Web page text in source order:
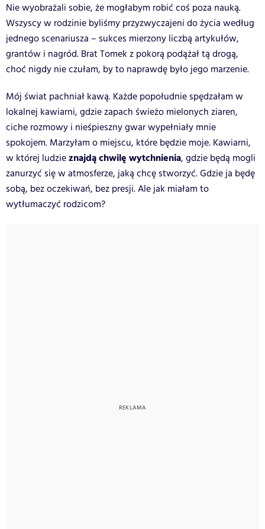
Nie wyobrażali sobie, że mogłabym robić coś poza nauką.
Wszyscy w rodzinie byliśmy przyzwyczajeni do życia według
jednego scenariusza – sukces mierzony liczbą artykułów,
grantów i nagród. Brat Tomek z pokorą podążał tą drogą,
choć nigdy nie czułam, by to naprawdę było jego marzenie.
Mój świat pachniał kawą. Każde popołudnie spędzałam w
lokalnej kawiarni, gdzie zapach świeżo mielonych ziaren,
ciche rozmowy i nieśpieszny gwar wypełniały mnie
spokojem. Marzyłam o miejscu, które będzie moje. Kawiarni,
w której ludzieznajdą chwilę wytchnienia, gdzie będą mogli
zanurzyć się w atmosferze, jaką chcę stworzyć. Gdzie ja będę
sobą, bez oczekiwań, bez presji. Ale jak miałam to
wytłumaczyć rodzicom?